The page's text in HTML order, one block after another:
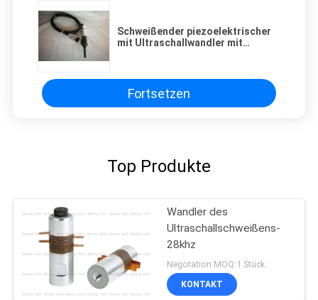
Schweißender piezoelektrischer
mit Ultraschallwandler mit
Fortsetzen
Top Produkte
Wandler des
Ultraschallschweißens-
28khz
Negotation MOQ:1 Stück
KONTAKT